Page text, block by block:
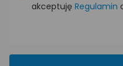
akceptuję Regulamin